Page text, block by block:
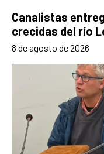
Canalistas
crecidas del río
8 de agosto de 2026